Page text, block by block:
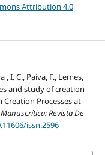
Attribution 4.0
, I. C., Paiva, F., Lemes,
and study of creation
Creation Processes at
Manuscrítica: Revista De
issn.2596-